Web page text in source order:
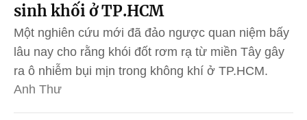
sinh khối ở TP.HCM
Một nghiên cứu mới đã đảo ngược quan niệm bấy
lâu nay cho rằng khói đốt rơm rạ từ miền Tây gây
ra ô nhiễm bụi mịn trong không khí ở TP.HCM.
Anh Thư